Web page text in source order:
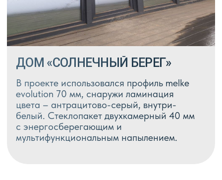
СОВРЕМЕННОЕ ШАЛЕ
В проекте использовали профиль Melke
evolution 70 мм в массе анрацит, цвет-
антацитово-серый снаружи и внутри,
стеклопакет 40 мм
с мультифункциональным
и энергосберегающим напылением.
Главным козырем проекта явился
раздвижной портал, стоимостью
180 000 руб.м Остекление – 34 м²
Монтаж 74⦁000 ₽
Окна и двери 536 000 ₽